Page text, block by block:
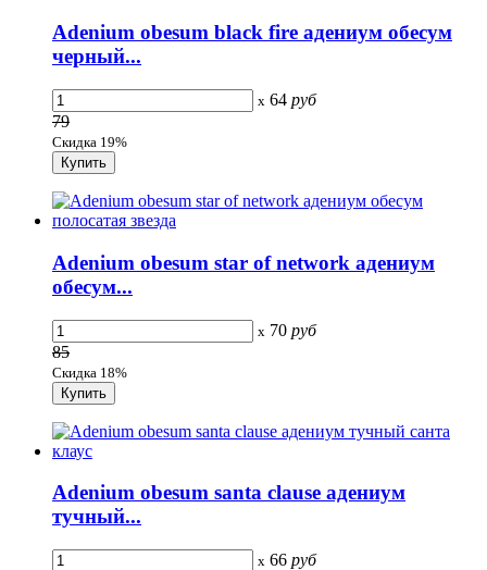
Adenium obesum black fire адениум обесум
черный...
x 64 руб
79
Скидка 19%
Adenium obesum star of network адениум
обесум...
x 70 руб
85
Скидка 18%
Adenium obesum santa clause адениум
тучный...
x 66 руб